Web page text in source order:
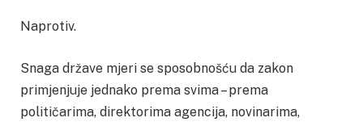
Naprotiv.
Snaga države mjeri se sposobnošću da zakon
primjenjuje jednako prema svima – prema
političarima, direktorima agencija, novinarima,